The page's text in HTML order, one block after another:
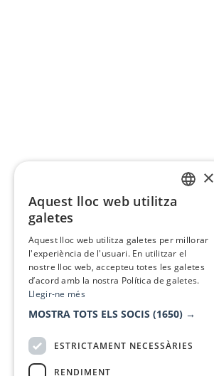
×
Aquest lloc web utilitza
galetes
Aquest lloc web utilitza galetes per millorar
l'experiència de l'usuari. En utilitzar el
nostre lloc web, accepteu totes les galetes
d’acord amb la nostra Política de galetes.
Llegir-ne més
MOSTRA TOTS ELS SOCIS (1650) →
ESTRICTAMENT NECESSÀRIES
RENDIMENT